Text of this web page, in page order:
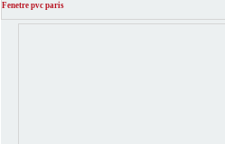
Fenetre pvc paris